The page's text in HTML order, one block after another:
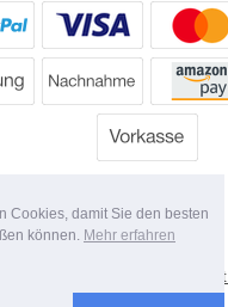
Cookies, damit Sie den besten
können. Mehr erfahren
Alle Preise inkl. MwSt.
Lieferbedingungen